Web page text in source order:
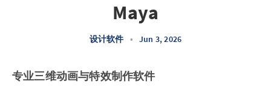
Maya
设计软件 • Jun 3, 2026
专业三维动画与特效制作软件